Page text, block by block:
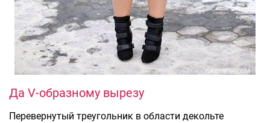
Да V-образному вырезу
Перевернутый треугольник в области декольте